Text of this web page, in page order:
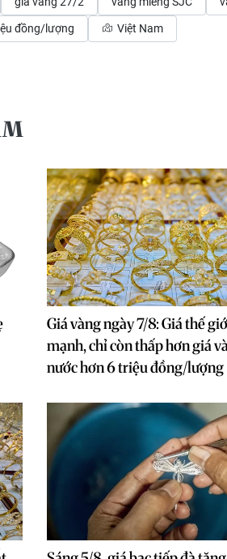
đồng/lượng Việt Nam
Giá vàng ngày 7/8: Giá thế
mạnh, chỉ còn thấp hơn giá
nước hơn 6 triệu đồng/lượng